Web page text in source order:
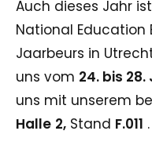
Auch dieses Jahr
National Education
Jaarbeurs in
uns vom 24. bis
uns mit unserem
Halle 2, Stand F.011 .